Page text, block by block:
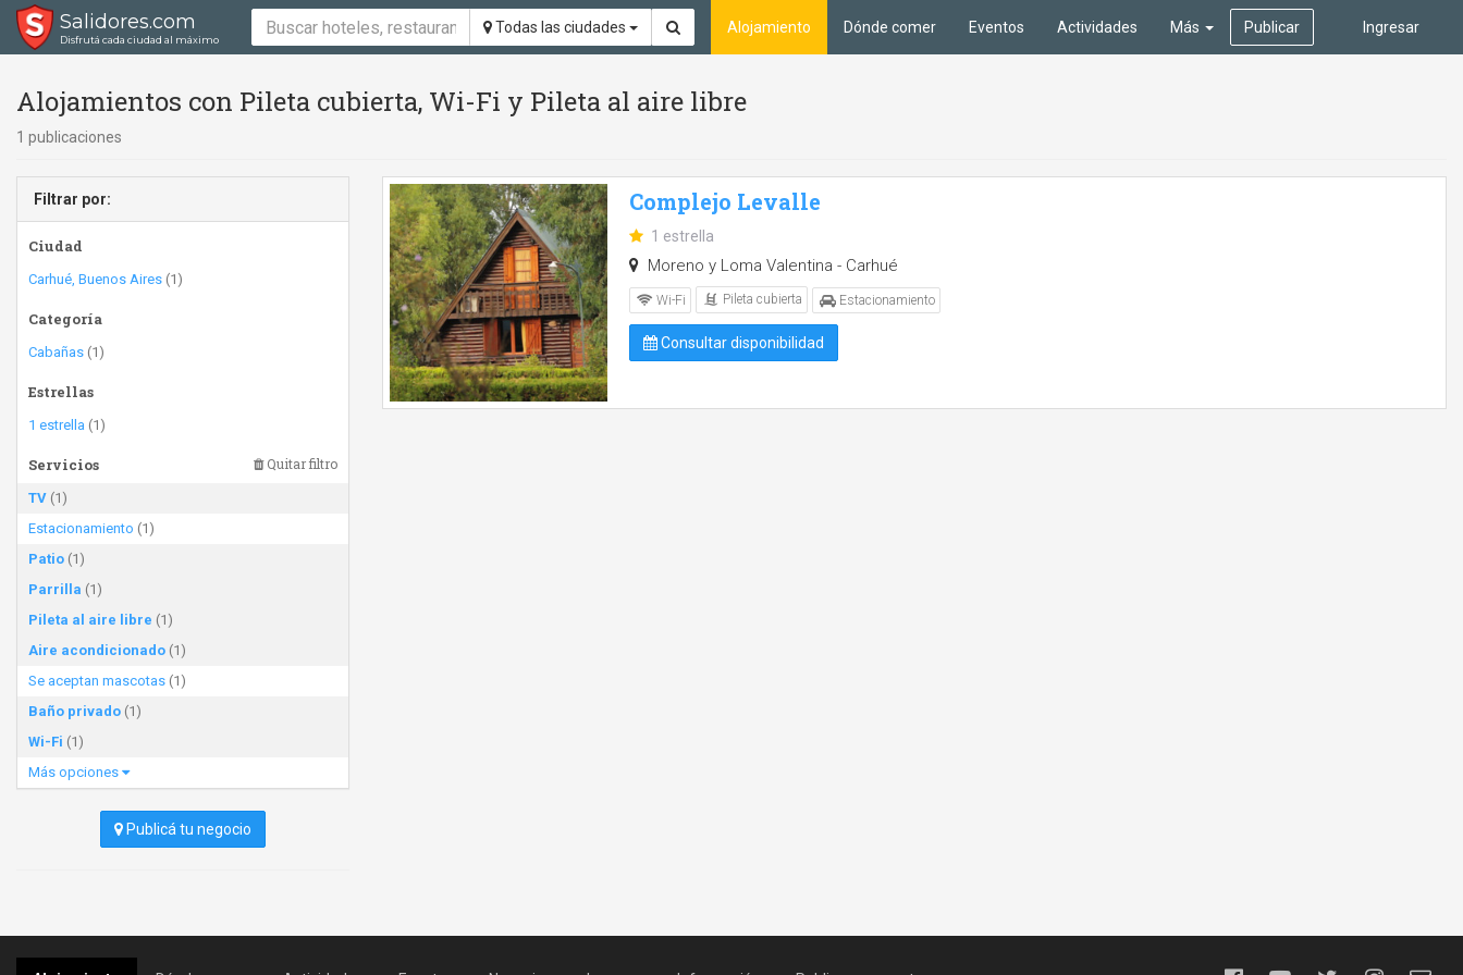
Salidores.com
Disfrutá cada ciudad al máximo
Todas las ciudades Ingresar
Alojamiento Dónde comer Eventos Actividades Más Publicar
Alojamientos con Pileta cubierta, Wi-Fi y Pileta al aire libre
1 publicaciones
Filtrar por:
Ciudad
Carhué, Buenos Aires (1)
Categoría
Cabañas (1)
Estrellas
1 estrella (1)
Servicios Quitar filtro
TV (1)
Estacionamiento (1)
Patio (1)
Parrilla (1)
Pileta al aire libre (1)
Aire acondicionado (1)
Se aceptan mascotas (1)
Baño privado (1)
Wi-Fi (1)
Más opciones
Publicá tu negocio
Complejo Levalle
1 estrella
Moreno y Loma Valentina - Carhué
Wi-Fi Pileta cubierta Estacionamiento
Consultar disponibilidad